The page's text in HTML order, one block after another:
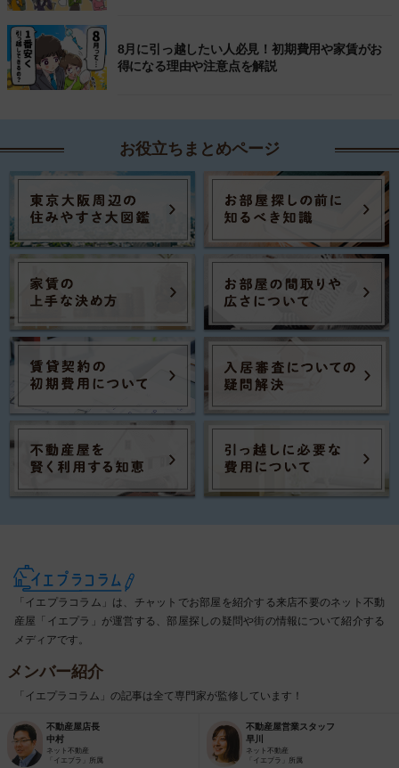
8月に引っ越したい人必見！初期費用や家賃がお
得になる理由や注意点を解説
お役立ちまとめページ
「イエプラコラム」は、チャットでお部屋を紹介する来店不要のネット不動
産屋「イエプラ」が運営する、部屋探しの疑問や街の情報について紹介する
メディアです。
メンバー紹介
「イエプラコラム」の記事は全て専門家が監修しています！
不動産屋店長
中村
ネット不動産
「イエプラ」所属
不動産屋営業スタッフ
早川
ネット不動産
「イエプラ」所属